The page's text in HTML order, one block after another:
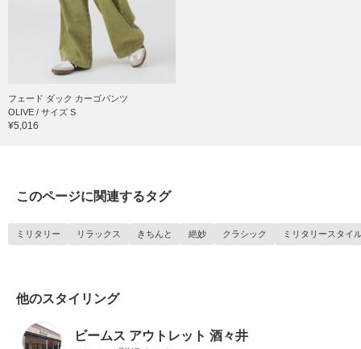
フェード ダック カーゴパンツ
OLIVE / サイズ S
¥5,016
このページに関連するタグ
ミリタリー リラックス きちんと 絶妙 クラシック ミリタリースタイ
他のスタイリング
ビームス アウトレット 酒々井